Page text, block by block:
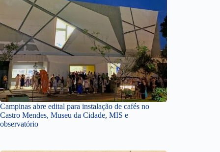
Campinas abre edital para instalação de cafés no
Castro Mendes, Museu da Cidade, MIS e
observatório